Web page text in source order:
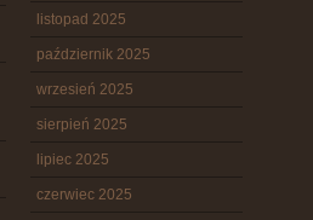
listopad 2025
październik 2025
wrzesień 2025
sierpień 2025
lipiec 2025
czerwiec 2025